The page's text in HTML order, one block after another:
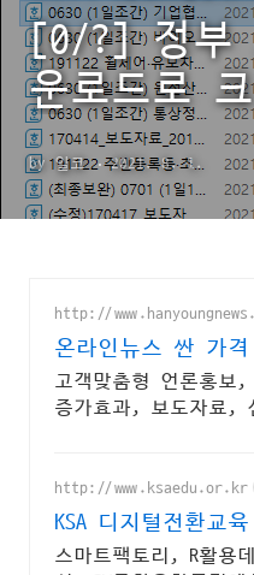
[0/?] 정부
운로드로
지기
by 일코 2021. 8. 1.
http://
온라인뉴스 싼 가
스 최고의 서비스
습니다
고객맞춤형 언론홍보
증가효과, 보도자료,
http://www.ksaedu.or.kr
KSA 디지털전환교육
스마트팩토리, R활용